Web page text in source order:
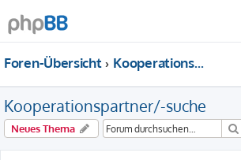
Foren-Übersicht Kooperationspartner/-suche
Kooperationspartner/-suche
Neues Thema